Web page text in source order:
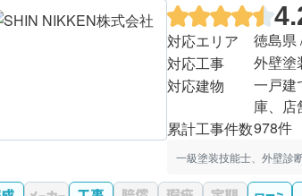
対応エリア
徳島県
対応工事
外壁塗
対応建物
一戸建
庫、店
累計工事件数978件
一級塗装技能士、外壁診